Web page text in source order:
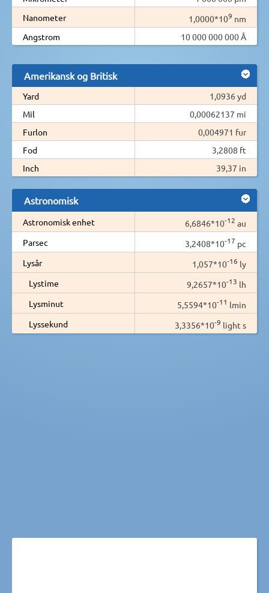
Nanometer
1,0000*109 nm
Angstrom
10 000 000 000 Å
Amerikansk og Britisk
Yard
1,0936 yd
Mil
0,00062137 mi
Furlon
0,004971 fur
Fod
3,2808 ft
Inch
39,37 in
Astronomisk
Astronomisk enhet 6,6846*10-12 au
Parsec
3,2408*10-17 pc
Lysår
1,057*10-16 ly
Lystime
9,2657*10-13 lh
Lysminut
5,5594*10-11 lmin
Lyssekund
3,3356*10-9 light s